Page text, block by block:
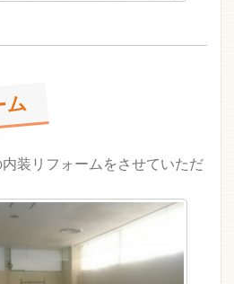
ム
装リフォームをさせていただ